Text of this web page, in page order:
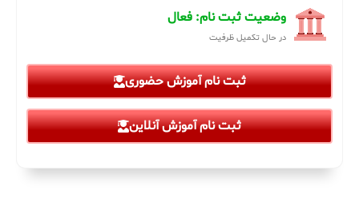
وضعیت ثبت نام: فعال
در حال تکمیل ظرفیت
ثبت نام آموزش حضوری
ثبت نام آموزش آنلاین